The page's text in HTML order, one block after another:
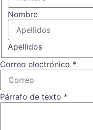
Nombre
Apellidos
Correo electrónico *
Párrafo de texto *